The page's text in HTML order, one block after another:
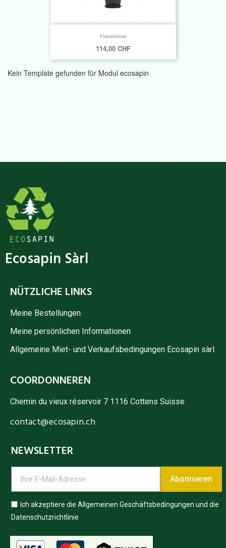
Fraseritanne
114,00 CHF
Kein Template gefunden für Modul ecosapin
Ecosapin Sàrl
NÜTZLICHE LINKS
Meine Bestellungen
Meine persönlichen Informationen
Allgemeine Miet- und Verkaufsbedingungen Ecosapin sàrl
COORDONNEREN
Chemin du vieux réservoir 7 1116 Cottens Suisse
contact@ecosapin.ch
NEWSLETTER
Abonnieren
Ich akzeptiere die Allgemeinen Geschäftsbedingungen und die
Datenschutzrichtlinie